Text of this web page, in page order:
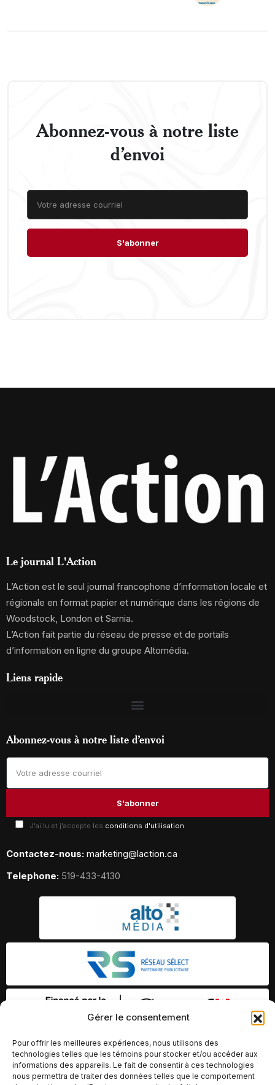
Gérer le consentement
Pour offrir les meilleures expériences, nous utilisons des
technologies telles que les témoins pour stocker et/ou accéder aux
informations des appareils. Le fait de consentir à ces technologies
nous permettra de traiter des données telles que le comportement
Abonnez-vous à notre liste
d’envoi
Le journal L'Action
L’Action est le seul journal francophone d’information locale et
régionale en format papier et numérique dans les régions de
Woodstock, London et Sarnia.
L’Action fait partie du réseau de presse et de portails
d’information en ligne du groupe Altomédia.
Liens rapide
Abonnez-vous à notre liste d’envoi
J'ai lu et j'accepte les conditions d'utilisation
Contactez-nous: marketing@laction.ca
Telephone: 519-433-4130